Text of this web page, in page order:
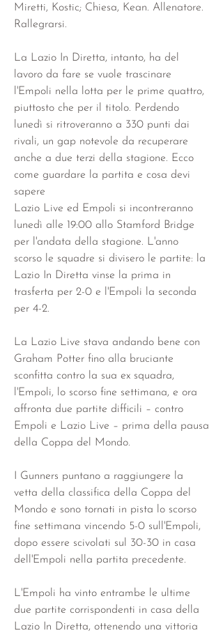
Miretti, Kostic; Chiesa, Kean. Allenatore.
Rallegrarsi.
La Lazio In Diretta, intanto, ha del
lavoro da fare se vuole trascinare
l'Empoli nella lotta per le prime quattro,
piuttosto che per il titolo. Perdendo
lunedì si ritroveranno a 330 punti dai
rivali, un gap notevole da recuperare
anche a due terzi della stagione. Ecco
come guardare la partita e cosa devi
sapere
Lazio Live ed Empoli si incontreranno
lunedì alle 19:00 allo Stamford Bridge
per l'andata della stagione. L'anno
scorso le squadre si divisero le partite: la
Lazio In Diretta vinse la prima in
trasferta per 2-0 e l'Empoli la seconda
per 4-2.
La Lazio Live stava andando bene con
Graham Potter fino alla bruciante
sconfitta contro la sua ex squadra,
l'Empoli, lo scorso fine settimana, e ora
affronta due partite difficili – contro
Empoli e Lazio Live – prima della pausa
della Coppa del Mondo.
I Gunners puntano a raggiungere la
vetta della classifica della Coppa del
Mondo e sono tornati in pista lo scorso
fine settimana vincendo 5-0 sull'Empoli,
dopo essere scivolati sul 30-30 in casa
dell'Empoli nella partita precedente.
L'Empoli ha vinto entrambe le ultime
due partite corrispondenti in casa della
Lazio In Diretta, ottenendo una vittoria